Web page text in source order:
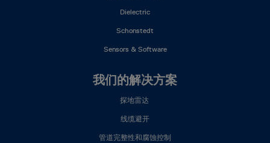
Dielectric
Schonstedt
Sensors & Software
我们的解决方案
探地雷达
线缆避开
管道完整性和腐蚀控制